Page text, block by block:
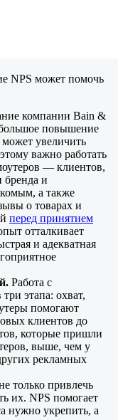
NPS может помочь
компании Bain &
повышение
увеличить
важно работать
— клиентов,
бренда и
а также
о товарах и
перед принятием
отталкивает
и адекватная
Работа с
этапа: охват,
помогают
клиентов до
которые пришли
выше, чем у
рекламных
только привлечь
их. NPS помогает
нужно укрепить, а